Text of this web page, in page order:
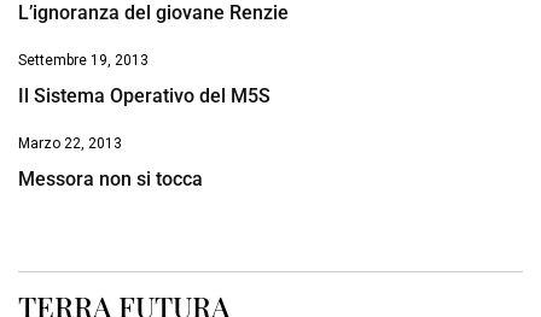
L’ignoranza del giovane Renzie
Settembre 19, 2013
Il Sistema Operativo del M5S
Marzo 22, 2013
Messora non si tocca
TERRA FUTURA